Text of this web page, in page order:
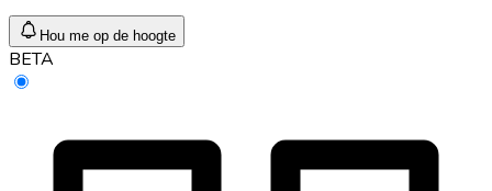
Hou me op de hoogte
BETA